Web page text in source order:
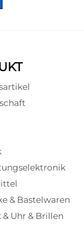
& Bastelwaren
Uhr & Brillen